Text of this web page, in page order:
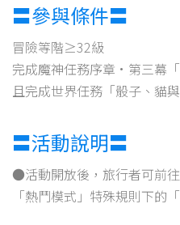
〓參與條件〓
冒險等階≥32級
完成魔神任務序章·第三幕「
且完成世界任務「骰子、貓與
〓活動說明〓
●活動開放後，旅行者可前
「熱鬥模式」特殊規則下的